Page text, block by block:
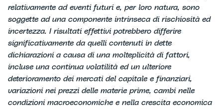
relativamente ad eventi futuri e, per loro natura, sono
soggette ad una componente intrinseca di rischiosità ed
incertezza. I risultati effettivi potrebbero differire
significativamente da quelli contenuti in dette
dichiarazioni a causa di una molteplicità di fattori,
incluse una continua volatilità ed un ulteriore
deterioramento dei mercati del capitale e finanziari,
variazioni nei prezzi delle materie prime, cambi nelle
condizioni macroeconomiche e nella crescita economica